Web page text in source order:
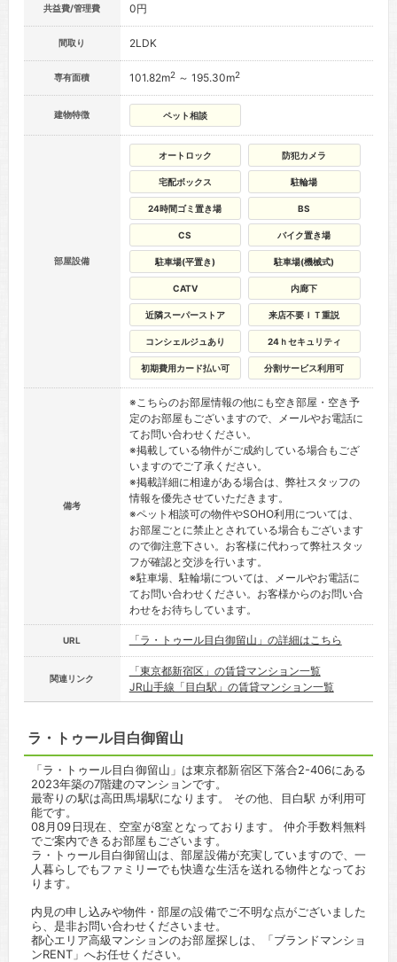
共益費/管理費 0円
間取り 2LDK
専有面積 101.82m2～ 195.30m2
建物特徴 ペット相談
部屋設備
オートロック 防犯カメラ
宅配ボックス 駐輪場
24時間ゴミ置き場 BS
CS バイク置き場
駐車場(平置き) 駐車場(機械式)
CATV 内廊下
近隣スーパーストア 来店不要ＩＴ重説
コンシェルジュあり 24ｈセキュリティ
初期費用カード払い可 分割サービス利用可
備考
※こちらのお部屋情報の他にも空き部屋・空き予
定のお部屋もございますので、メールやお電話に
てお問い合わせください。
※掲載している物件がご成約している場合もござ
いますのでご了承ください。
※掲載詳細に相違がある場合は、弊社スタッフの
情報を優先させていただきます。
※ペット相談可の物件やSOHO利用については、
お部屋ごとに禁止とされている場合もございます
ので御注意下さい。お客様に代わって弊社スタッ
フが確認と交渉を行います。
※駐車場、駐輪場については、メールやお電話に
てお問い合わせください。お客様からのお問い合
わせをお待ちしています。
URL 「ラ・トゥール目白御留山」の詳細はこちら
関連リンク
「東京都新宿区」の賃貸マンション一覧
JR山手線「目白駅」の賃貸マンション一覧
ラ・トゥール目白御留山
「ラ・トゥール目白御留山」は東京都新宿区下落合2-406にある
2023年築の7階建のマンションです。
最寄りの駅は高田馬場駅になります。 その他、目白駅 が利用可
能です。
08月09日現在、空室が8室となっております。 仲介手数料無料
でご案内できるお部屋もございます。
ラ・トゥール目白御留山は、部屋設備が充実していますので、一
人暮らしでもファミリーでも快適な生活を送れる物件となってお
ります。
内見の申し込みや物件・部屋の設備でご不明な点がございました
ら、是非お問い合わせくださいませ。
都心エリア高級マンションのお部屋探しは、「ブランドマンショ
ンRENT」へお任せください。